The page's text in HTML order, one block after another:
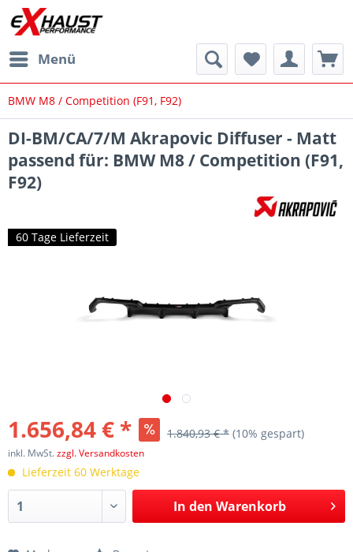
Menü
BMW M8 / Competition (F91, F92)
DI-BM/CA/7/M Akrapovic Diffuser - Matt
passend für: BMW M8 / Competition (F91,
F92)
60 Tage Lieferzeit
1.656,84 € * 1.840,93 € * (10% gespart)
inkl. MwSt.zzgl. Versandkosten
Lieferzeit 60 Werktage
In den Warenkorb